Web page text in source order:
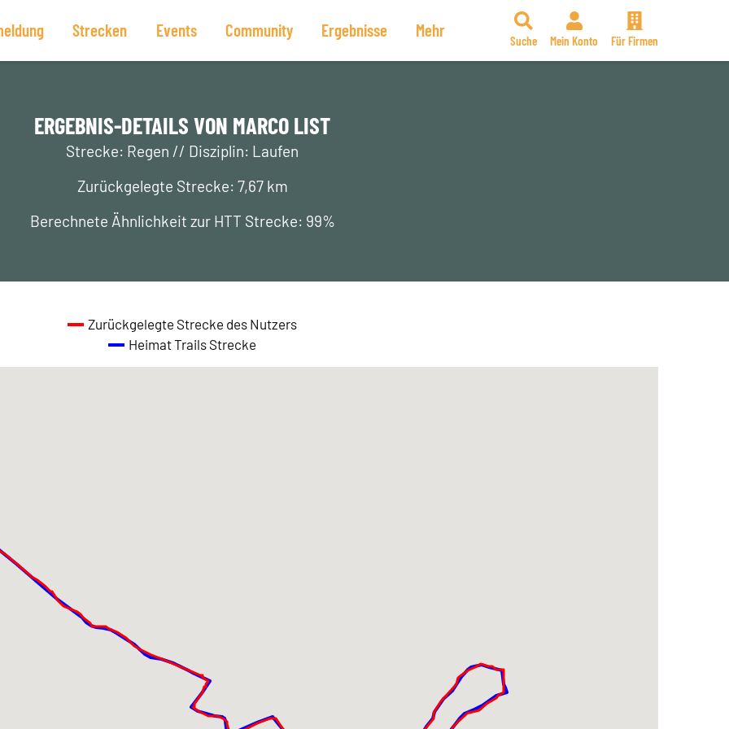
Strecken Events Community Ergebnisse Mehr
Suche Mein Konto Für Firmen
ERGEBNIS-DETAILS VON MARCO LIST
Strecke: Regen // Disziplin: Laufen
Zurückgelegte Strecke: 7,67 km
Berechnete Ähnlichkeit zur HTT Strecke: 99%
Zurückgelegte Strecke des Nutzers
Heimat Trails Strecke